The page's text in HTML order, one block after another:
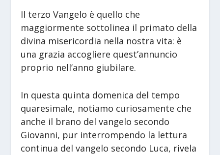
Il terzo Vangelo è quello che
maggiormente sottolinea il primato della
divina misericordia nella nostra vita: è
una grazia accogliere quest’annuncio
proprio nell’anno giubilare.
In questa quinta domenica del tempo
quaresimale, notiamo curiosamente che
anche il brano del vangelo secondo
Giovanni, pur interrompendo la lettura
continua del vangelo secondo Luca, rivela